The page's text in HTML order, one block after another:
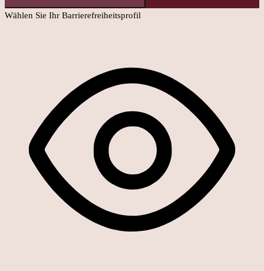
Wählen Sie Ihr Barrierefreiheitsprofil